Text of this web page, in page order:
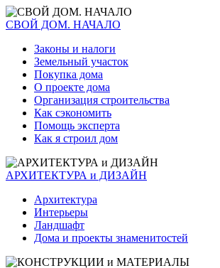
СВОЙ ДОМ. НАЧАЛО
Законы и налоги
Земельный участок
Покупка дома
О проекте дома
Организация строительства
Как сэкономить
Помощь эксперта
Как я строил дом
АРХИТЕКТУРА и ДИЗАЙН
Архитектура
Интерьеры
Ландшафт
Дома и проекты знаменитостей